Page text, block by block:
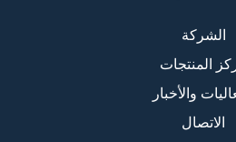
الشركة
المنتجات
والأخبار
الاتصال